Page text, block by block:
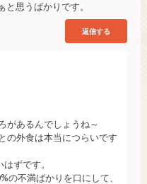
思うばかりです。
返信する
があるんでしょうね～
の外食は本当につらいです
ずです。
の不満ばかりを口にして、